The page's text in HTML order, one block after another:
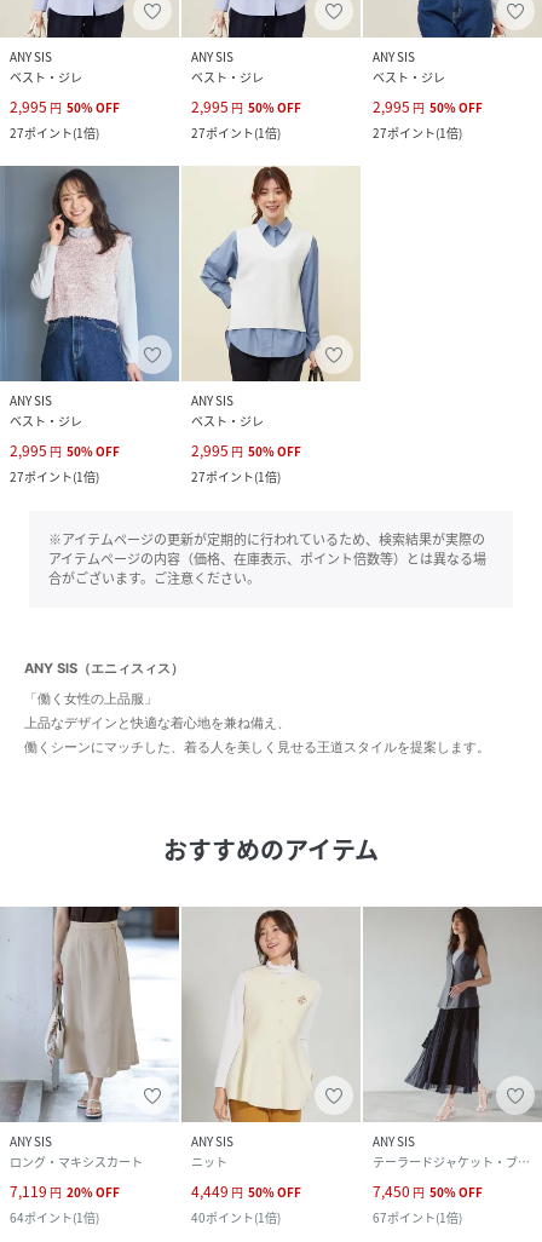
ANY SIS
ベスト・ジレ
2,995 円 50%OFF
27ポイント(1倍)
ANY SIS
ベスト・ジレ
2,995 円 50%OFF
27ポイント(1倍)
ANY SIS
ベスト・ジレ
2,995 円 50%OFF
27ポイント(1倍)
ANY SIS
ベスト・ジレ
2,995 円 50%OFF
27ポイント(1倍)
ANY SIS
ベスト・ジレ
2,995 円 50%OFF
27ポイント(1倍)
※アイテムページの更新が定期的に行われているため、検索結果が実際の
アイテムページの内容（価格、在庫表示、ポイント倍数等）とは異なる場
合がございます。ご注意ください。
ANY SIS（エニィスィス）
「働く女性の上品服」
上品なデザインと快適な着心地を兼ね備え、
働くシーンにマッチした、着る人を美しく見せる王道スタイルを提案します。
おすすめのアイテム
ANY SIS
ロング・マキシスカート
7,119 円 20%OFF
64ポイント(1倍)
ANY SIS
ニット
4,449 円 50%OFF
40ポイント(1倍)
ANY SIS
テーラードジャケット・ブレザー
7,450 円 50%OFF
67ポイント(1倍)